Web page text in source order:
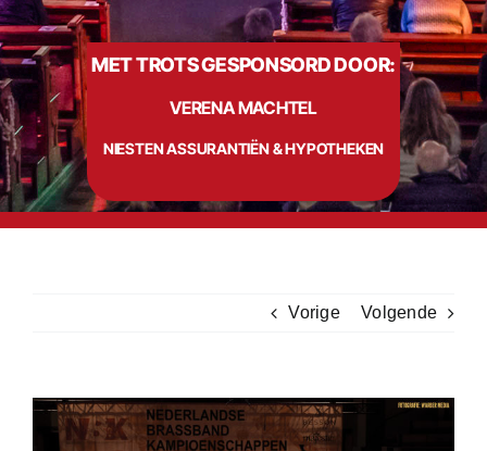
MET TROTS GESPONSORD DOOR:
VERENA MACHTEL
NIESTEN ASSURANTIËN & HYPOTHEKEN
Info
Contact
Vorige Volgende
Bekijk
grotere